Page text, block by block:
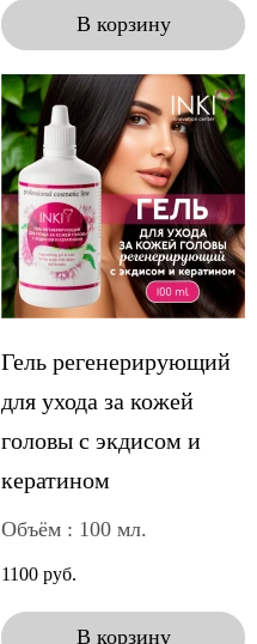
В корзину
Гель регенерирующий
для ухода за кожей
головы с экдисом и
кератином
Объём : 100 мл.
1100 руб.
В корзину